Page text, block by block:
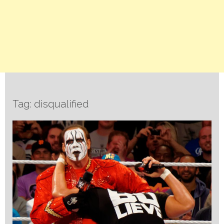
Tag: disqualified